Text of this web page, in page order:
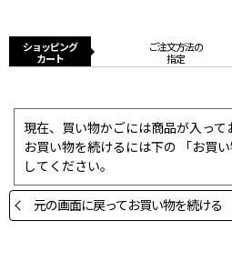
ショッピング
カート
ご注文方法の
指定
現在、買い物かごには商品が入って
お買い物を続けるには下の 「お買
してください。
元の画面に戻ってお買い物を続ける